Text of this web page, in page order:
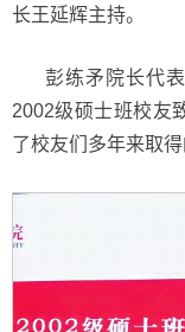
长王延辉主持。
彭练矛院长代
2002级硕士班校友
了校友们多年来取